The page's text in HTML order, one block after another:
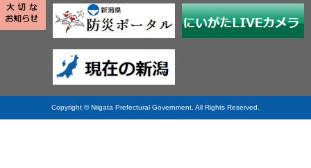
Copyright © Niigata Prefectural Government. All Rights Reserved.